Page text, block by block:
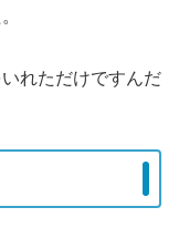
れただけですんだ